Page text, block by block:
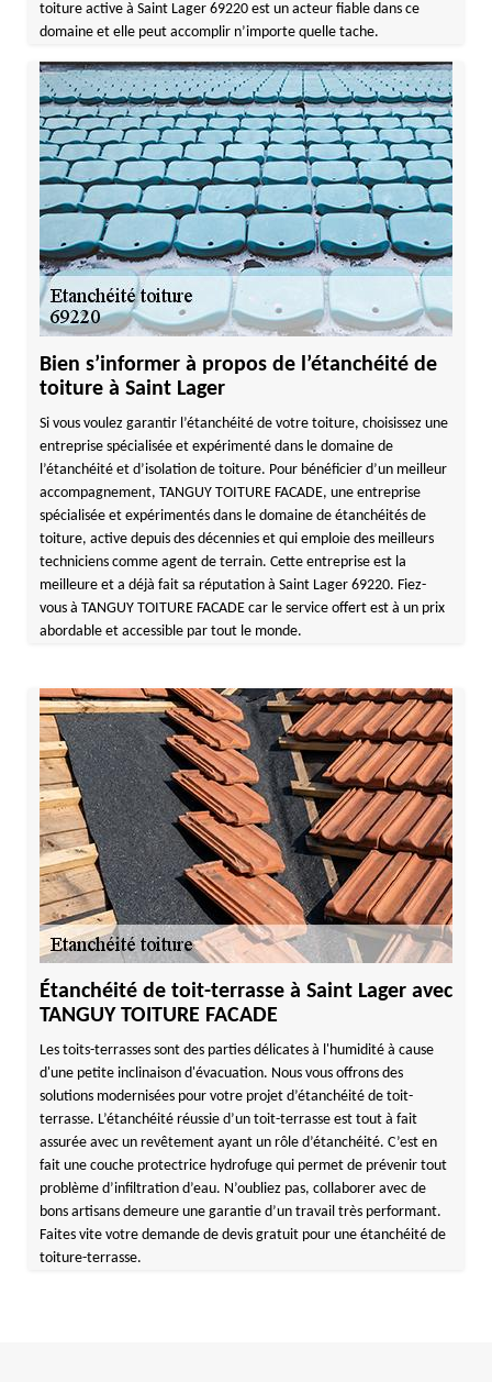
toiture active à Saint Lager 69220 est un acteur fiable dans ce
domaine et elle peut accomplir n’importe quelle tache.
Bien s’informer à propos de l’étanchéité de
toiture à Saint Lager
Si vous voulez garantir l’étanchéité de votre toiture, choisissez une
entreprise spécialisée et expérimenté dans le domaine de
l’étanchéité et d’isolation de toiture. Pour bénéficier d’un meilleur
accompagnement, TANGUY TOITURE FACADE, une entreprise
spécialisée et expérimentés dans le domaine de étanchéités de
toiture, active depuis des décennies et qui emploie des meilleurs
techniciens comme agent de terrain. Cette entreprise est la
meilleure et a déjà fait sa réputation à Saint Lager 69220. Fiez-
vous à TANGUY TOITURE FACADE car le service offert est à un prix
abordable et accessible par tout le monde.
Étanchéité de toit-terrasse à Saint Lager avec
TANGUY TOITURE FACADE
Les toits-terrasses sont des parties délicates à l'humidité à cause
d'une petite inclinaison d'évacuation. Nous vous offrons des
solutions modernisées pour votre projet d’étanchéité de toit-
terrasse. L’étanchéité réussie d’un toit-terrasse est tout à fait
assurée avec un revêtement ayant un rôle d’étanchéité. C’est en
fait une couche protectrice hydrofuge qui permet de prévenir tout
problème d’infiltration d’eau. N’oubliez pas, collaborer avec de
bons artisans demeure une garantie d’un travail très performant.
Faites vite votre demande de devis gratuit pour une étanchéité de
toiture-terrasse.